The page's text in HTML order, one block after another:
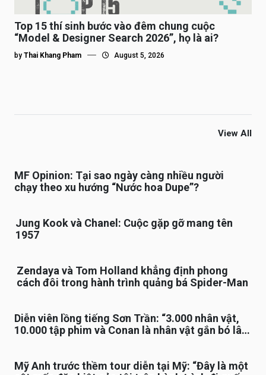
Top 15 thí sinh bước vào đêm chung cuộc
“Model & Designer Search 2026”, họ là ai?
by Thai Khang Pham August 5, 2026
View All
MF Opinion: Tại sao ngày càng nhiều người
chạy theo xu hướng “Nước hoa Dupe”?
Jung Kook và Chanel: Cuộc gặp gỡ mang tên
1957
Zendaya và Tom Holland khẳng định phong
cách đôi trong hành trình quảng bá Spider-Man
Diễn viên lồng tiếng Sơn Trần: “3.000 nhân vật,
10.000 tập phim và Conan là nhân vật gắn bó lâu
Mỹ Anh trước thềm tour diễn tại Mỹ: “Đây là một